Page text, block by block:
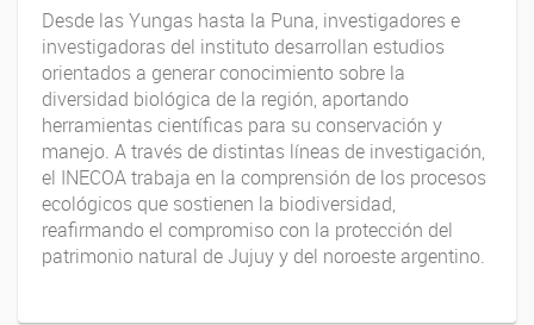
Desde las Yungas hasta la Puna, investigadores e
investigadoras del instituto desarrollan estudios
orientados a generar conocimiento sobre la
diversidad biológica de la región, aportando
herramientas científicas para su conservación y
manejo. A través de distintas líneas de investigación,
el INECOA trabaja en la comprensión de los procesos
ecológicos que sostienen la biodiversidad,
reafirmando el compromiso con la protección del
patrimonio natural de Jujuy y del noroeste argentino.